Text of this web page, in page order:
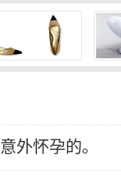
外怀孕的。